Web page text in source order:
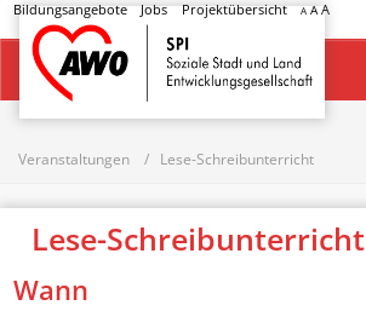
Bildungsangebote Jobs Projektübersicht A AA
Startseite
Veranstaltungen Lese-Schreibunterricht
Lese-Schreibunterricht
Wann